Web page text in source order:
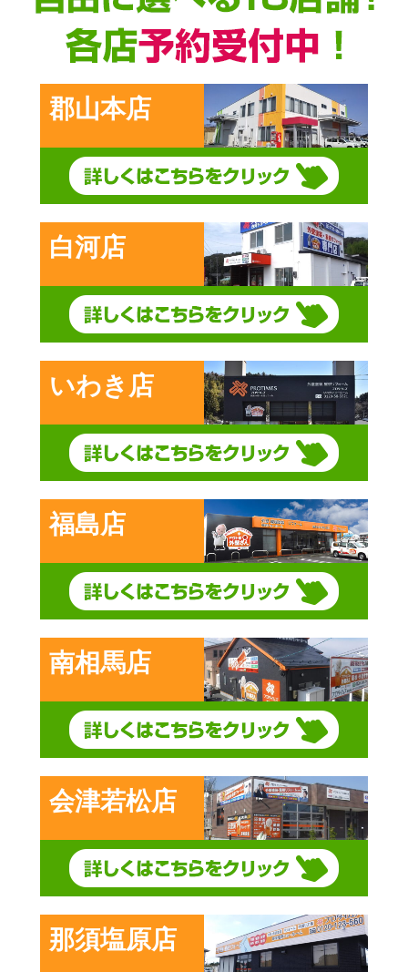
郡山本店
白河店
いわき店
福島店
南相馬店
会津若松店
那須塩原店